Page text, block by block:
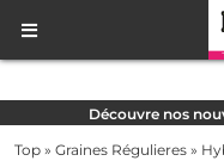
Découvre nos
Top » Graines Régulieres »